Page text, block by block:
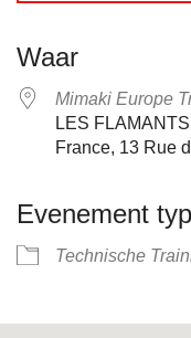
Waar
Mimaki Europe
LES
France, 13 Rue
Evenement
Technische